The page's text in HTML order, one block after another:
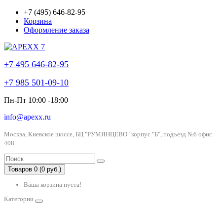
+7 (495) 646-82-95
Корзина
Оформление заказа
+7 495 646-82-95
+7 985 501-09-10
Пн-Пт 10:00 -18:00
info@apexx.ru
Москва, Киевское шоссе, БЦ "РУМЯНЦЕВО" корпус "Б", подъезд №6 офис
408
Товаров 0 (0 руб.)
Ваша корзина пуста!
Категории